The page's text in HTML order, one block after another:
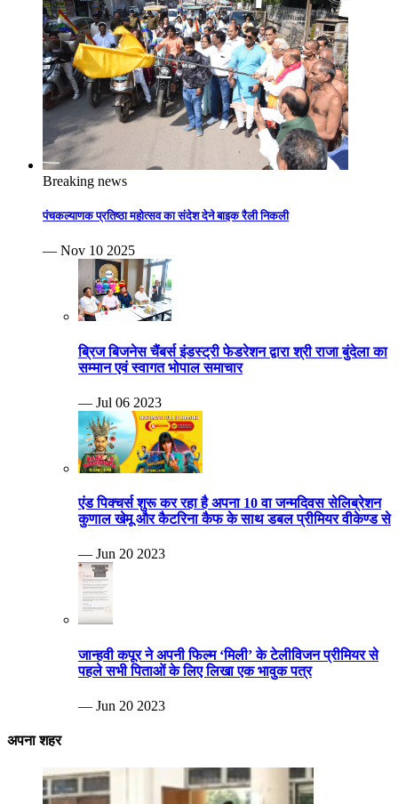
Breaking news
पंचकल्याणक प्रतिष्ठा महोत्सव का संदेश देने बाइक रैली निकली
— Nov 10 2025
ब्रिज बिजनेस चैंबर्स इंडस्ट्री फेडरेशन द्वारा श्री राजा बुंदेला का
सम्मान एवं स्वागत भोपाल समाचार
— Jul 06 2023
एंड पिक्चर्स शुरू कर रहा है अपना 10 वा जन्मदिवस सेलिब्रेशन
कुणाल खेमू और कैटरिना कैफ के साथ डबल प्रीमियर वीकेण्ड से
— Jun 20 2023
जान्हवी कपूर ने अपनी फिल्म ‘मिली’ के टेलीविजन प्रीमियर से
पहले सभी पिताओं के लिए लिखा एक भावुक पत्र
— Jun 20 2023
अपना शहर